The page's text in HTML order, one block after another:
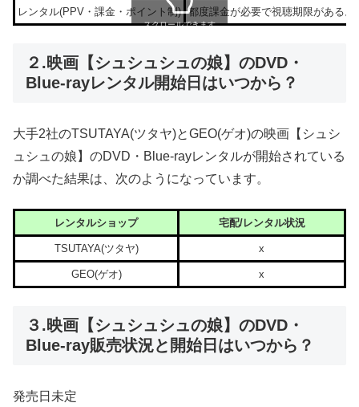
レンタル(PPV・課金・ポイント制) 都度課金が必要で視聴期限がある。
スクロールできます
２.映画【シュシュシュの娘】のDVD・
Blue-rayレンタル開始日はいつから？
大手2社のTSUTAYA(ツタヤ)とGEO(ゲオ)の映画【シュシ
ュシュの娘】のDVD・Blue-rayレンタルが開始されている
か調べた結果は、次のようになっています。
レンタルショップ 宅配/レンタル状況
TSUTAYA(ツタヤ) x
GEO(ゲオ) x
３.映画【シュシュシュの娘】のDVD・
Blue-ray販売状況と開始日はいつから？
発売日未定